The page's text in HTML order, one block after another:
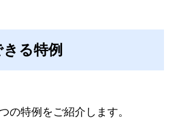
る特例
の特例をご紹介します。